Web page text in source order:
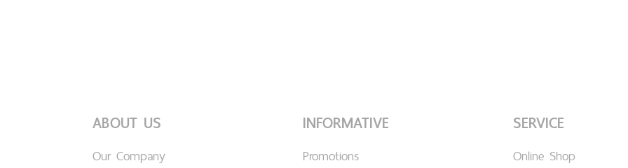
ABOUT US
Our Company
INFORMATIVE
Promotions
SERVICE
Online Shop